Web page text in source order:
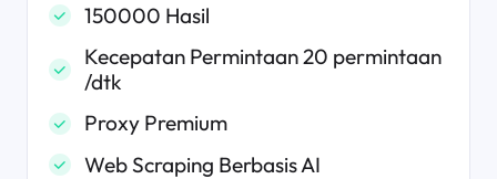
150000 Hasil
Kecepatan Permintaan 20 permintaan
/dtk
Proxy Premium
Web Scraping Berbasis AI